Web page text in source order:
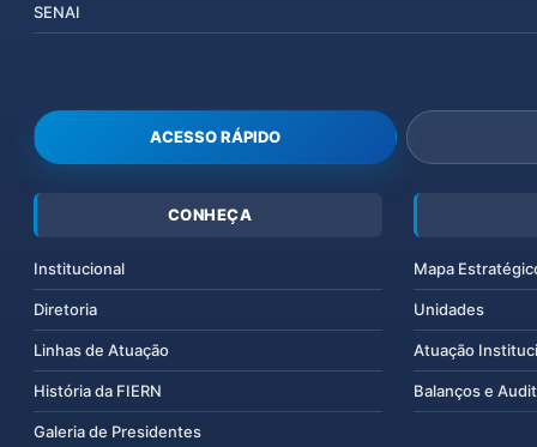
SENAI
ACESSO RÁPIDO
CONHEÇA
Institucional
Diretoria
Linhas de Atuação
História da FIERN
Galeria de Presidentes
Mapa
Unidades
Atuação
Balanços e